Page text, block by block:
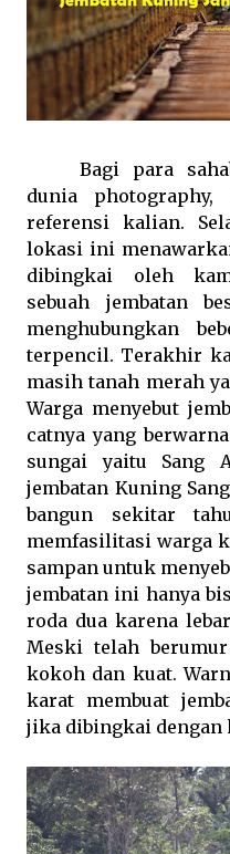
Bagi para
dunia
referensi kalian.
lokasi ini
dibingkai oleh
sebuah jembatan
menghubungkan
terpencil. Terakhir
masih tanah merah
Warga menyebut
catnya yang
sungai yaitu Sang
jembatan Kuning
bangun sekitar
memfasilitasi warga
sampan untuk
jembatan ini hanya
roda dua karena
Meski telah
kokoh dan kuat.
karat membuat
jika dibingkai dengan